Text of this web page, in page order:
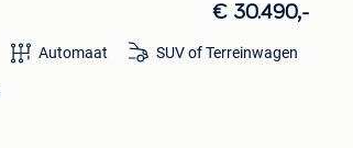
€ 30.490,-
Automaat SUV of Terreinwagen